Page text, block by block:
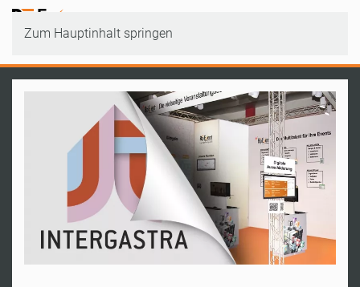
Zum Hauptinhalt springen